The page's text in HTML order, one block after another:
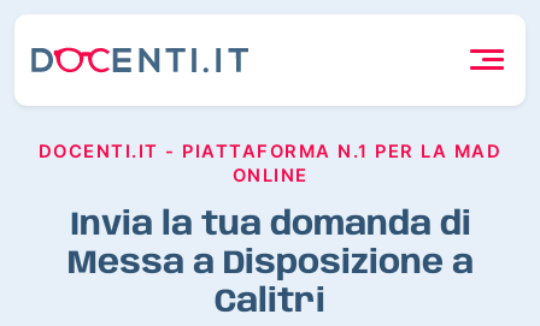
DOCENTI.IT - PIATTAFORMA N.1 PER LA MAD
ONLINE
Invia la tua domanda di
Messa a Disposizione a
Calitri